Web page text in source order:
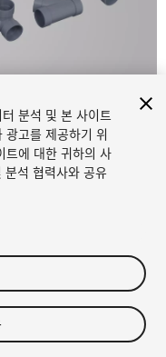
분석 및 본 사이트
광고를 제공하기 위
트에 대한 귀하의 사
석 협력사와 공유